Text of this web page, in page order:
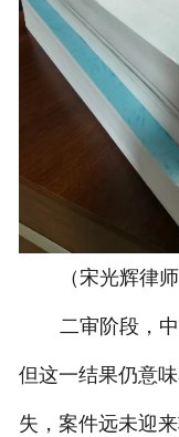
（宋光辉律
二审阶段，
但这一结果仍意
失，案件远未迎来